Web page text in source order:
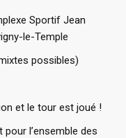
Sportif Jean
le-Temple
possibles)
et le tour est joué !
l’ensemble des